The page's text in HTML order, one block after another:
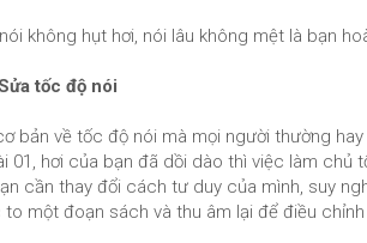
không hụt hơi, nói lâu không mệt là bạn
tốc độ nói
bản về tốc độ nói mà mọi người thường
01, hơi của bạn đã dồi dào thì việc làm chủ
cần thay đổi cách tư duy của mình, suy
to một đoạn sách và thu âm lại để điều